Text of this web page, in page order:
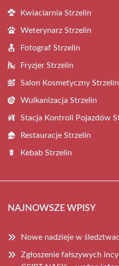
Kwiaciarnia Strzelin
Weterynarz Strzelin
Fotograf Strzelin
Fryzjer Strzelin
Salon Kosmetyczny Strzelin
Wulkanizacja Strzelin
Stacja Kontroli Pojazdów
Restauracje Strzelin
Kebab Strzelin
NAJNOWSZE WPISY
Nowe nadzieje w
Zgłoszenie fałszywych